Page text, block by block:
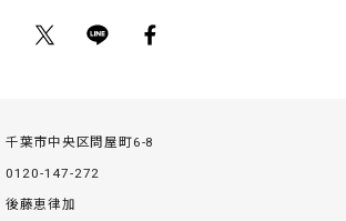
千葉市中央区問屋町6-8
0120-147-272
後藤恵律加